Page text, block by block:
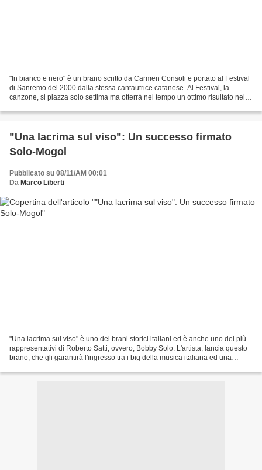
"In bianco e nero" è un brano scritto da Carmen Consoli e portato al Festival
di Sanremo del 2000 dalla stessa cantautrice catanese. Al Festival, la
canzone, si piazza solo settima ma otterrà nel tempo un ottimo risultato nel
"Una lacrima sul viso": Un successo firmato
Solo-Mogol
Pubblicato su 08/11/AM 00:01
Da Marco Liberti
"Una lacrima sul viso" è uno dei brani storici italiani ed è anche uno dei più
rappresentativi di Roberto Satti, ovvero, Bobby Solo. L'artista, lancia questo
brano, che gli garantirà l'ingresso tra i big della musica italiana ed una